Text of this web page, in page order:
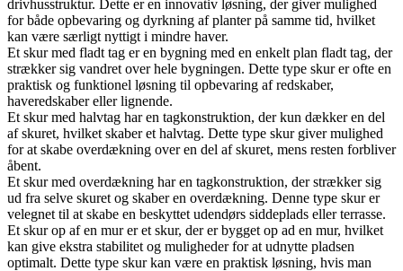
drivhusstruktur. Dette er en innovativ løsning, der giver mulighed
for både opbevaring og dyrkning af planter på samme tid, hvilket
kan være særligt nyttigt i mindre haver.
Et skur med fladt tag er en bygning med en enkelt plan fladt tag, der
strækker sig vandret over hele bygningen. Dette type skur er ofte en
praktisk og funktionel løsning til opbevaring af redskaber,
haveredskaber eller lignende.
Et skur med halvtag har en tagkonstruktion, der kun dækker en del
af skuret, hvilket skaber et halvtag. Dette type skur giver mulighed
for at skabe overdækning over en del af skuret, mens resten forbliver
åbent.
Et skur med overdækning har en tagkonstruktion, der strækker sig
ud fra selve skuret og skaber en overdækning. Denne type skur er
velegnet til at skabe en beskyttet udendørs siddeplads eller terrasse.
Et skur op af en mur er et skur, der er bygget op ad en mur, hvilket
kan give ekstra stabilitet og muligheder for at udnytte pladsen
optimalt. Dette type skur kan være en praktisk løsning, hvis man